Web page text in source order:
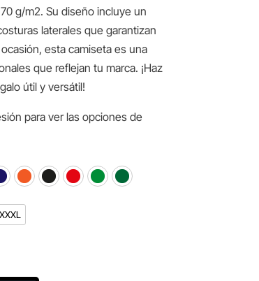
g/m2. Su diseño incluye un
laterales que garantizan
esta camiseta es una
que reflejan tu marca. ¡Haz
útil y versátil!
para ver las opciones de
XXXL